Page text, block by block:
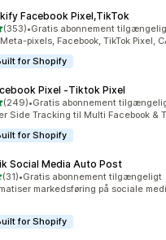
Facebook Pixel,TikTok
af 5 stjerner
(353) i alt
•Gratis abonnement
pixels, Facebook, TikTok Pixel,
for Shopify
Pixel ‑Tiktok Pixel
af 5 stjerner
(249) i alt
•Gratis abonnement
Side Tracking til Multi Facebook &
for Shopify
Social Media Auto Post
af 5 stjerner
(31) i alt
•Gratis abonnement tilgængeligt
markedsføring på sociale
for Shopify